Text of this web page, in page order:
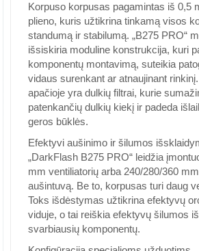
Korpuso korpusas pagamintas iš 0,5
plieno, kuris užtikrina tinkamą visos
standumą ir stabilumą. „B275 PRO“
išsiskiria moduline konstrukcija, kuri
komponentų montavimą, suteikia
vidaus surenkant ar atnaujinant
apačioje yra dulkių filtrai, kurie
patenkančių dulkių kiekį ir padeda
geros būklės.
Efektyvi aušinimo ir šilumos
„DarkFlash B275 PRO“ leidžia
mm ventiliatorių arba 240/280/360
aušintuvą. Be to, korpusas turi daug
Toks išdėstymas užtikrina efektyvų
viduje, o tai reiškia efektyvų šilumos
svarbiausių komponentų.